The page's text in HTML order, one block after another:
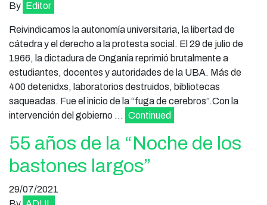
By Editor
Reivindicamos la autonomía universitaria, la libertad de
cátedra y el derecho a la protesta social. El 29 de julio de
1966, la dictadura de Onganía reprimió brutalmente a
estudiantes, docentes y autoridades de la UBA. Más de
400 detenidxs, laboratorios destruidos, bibliotecas
saqueadas. Fue el inicio de la “fuga de cerebros”.Con la
intervención del gobierno … Continued
55 años de la “Noche de los
bastones largos”
29/07/2021